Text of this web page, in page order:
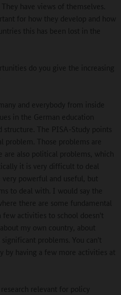
have views of themselves.
for how they develop and how
this has been lost in the
do you give the increasing
and everybody from inside
in the German education
structure. The PISA-Study points
problem. Those problems are
are also political problems, which
it is very difficult to deal
powerful and useful, but
to deal with. I would say the
there are some fundamental
activities to school doesn't
my own country, about
problems. You can't
by having a few more activities at
relevant for policy